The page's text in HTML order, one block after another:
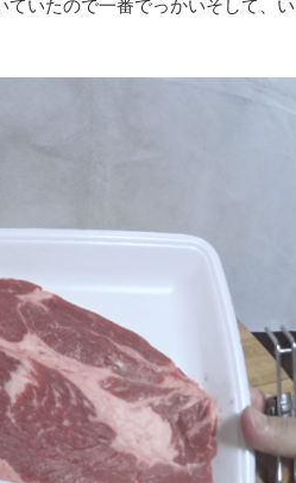
いたので一番でっかいそして、